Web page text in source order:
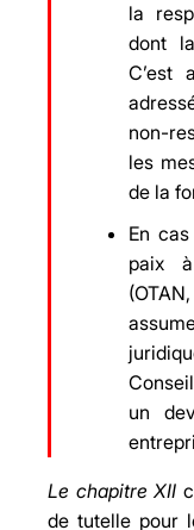
la
dont
C’est
non-
les
de la
En
paix
un
Le chapitre XII
de tutelle pour